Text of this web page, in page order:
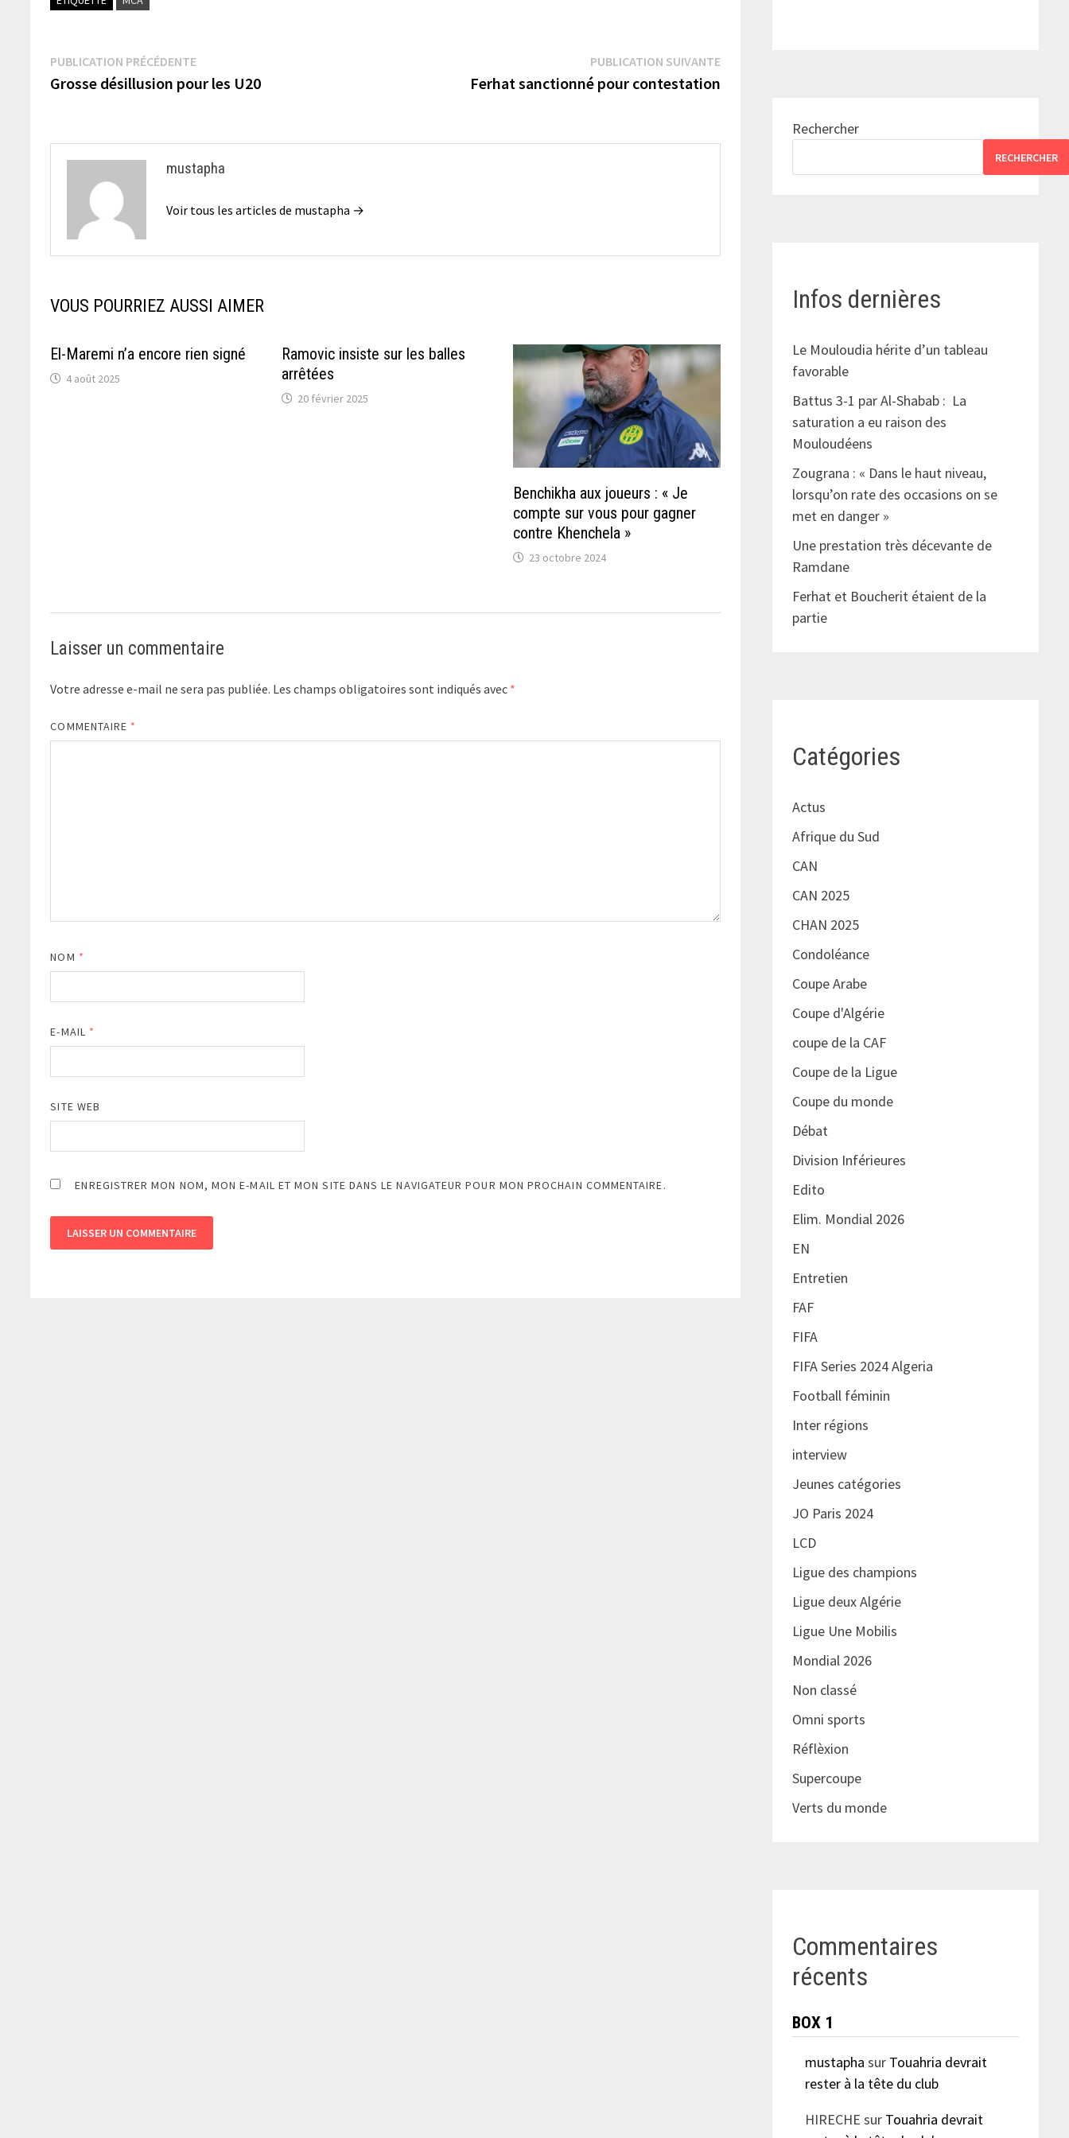
Navigation
de
PUBLICATION PRÉCÉDENTEPublication
précédente :
Grosse désillusion pour les U20
PUBLICATION SUIVANTEPublication
suivante :
Ferhat sanctionné pour contestation
mustapha
Voir tous les articles de mustapha →
VOUS POURRIEZ AUSSI AIMER
El-Maremi n’a encore rien signé
4 août 2025
Ramovic insiste sur les balles
arrêtées
20 février 2025
Benchikha aux joueurs : « Je
compte sur vous pour gagner
contre Khenchela »
23 octobre 2024
Laisser un commentaire
Votre adresse e-mail ne sera pas publiée. Les champs obligatoires sont indiqués avec *
COMMENTAIRE *
NOM *
E-MAIL *
SITE WEB
ENREGISTRER MON NOM, MON E-MAIL ET MON SITE DANS LE NAVIGATEUR POUR MON PROCHAIN COMMENTAIRE.
Rechercher
RECHERCHER
Infos dernières
Le Mouloudia hérite d’un tableau
favorable
Battus 3-1 par Al-Shabab : La
saturation a eu raison des
Mouloudéens
Zougrana : « Dans le haut niveau,
lorsqu’on rate des occasions on se
met en danger »
Une prestation très décevante de
Ramdane
Ferhat et Boucherit étaient de la
partie
Catégories
Actus
Afrique du Sud
CAN
CAN 2025
CHAN 2025
Condoléance
Coupe Arabe
Coupe d'Algérie
coupe de la CAF
Coupe de la Ligue
Coupe du monde
Débat
Division Inférieures
Edito
Elim. Mondial 2026
EN
Entretien
FAF
FIFA
FIFA Series 2024 Algeria
Football féminin
Inter régions
interview
Jeunes catégories
JO Paris 2024
LCD
Ligue des champions
Ligue deux Algérie
Ligue Une Mobilis
Mondial 2026
Non classé
Omni sports
Réflèxion
Supercoupe
Verts du monde
Commentaires
récents
BOX 1
mustapha sur Touahria devrait
rester à la tête du club
HIRECHE sur Touahria devrait